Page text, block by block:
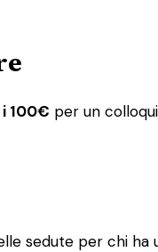
100€ per un
sedute per chi ha